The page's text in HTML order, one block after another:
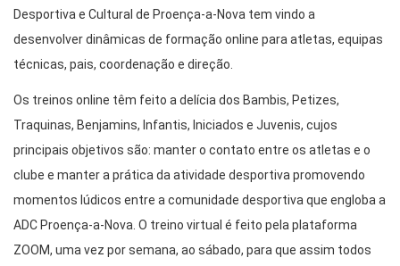
Desportiva e Cultural de Proença-a-Nova tem vindo a
desenvolver dinâmicas de formação online para atletas, equipas
técnicas, pais, coordenação e direção.
Os treinos online têm feito a delícia dos Bambis, Petizes,
Traquinas, Benjamins, Infantis, Iniciados e Juvenis, cujos
principais objetivos são: manter o contato entre os atletas e o
clube e manter a prática da atividade desportiva promovendo
momentos lúdicos entre a comunidade desportiva que engloba a
ADC Proença-a-Nova. O treino virtual é feito pela plataforma
ZOOM, uma vez por semana, ao sábado, para que assim todos